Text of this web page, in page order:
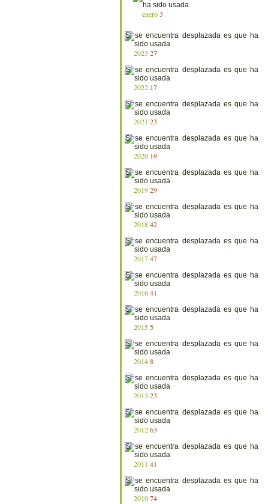
enero 3
2023 27
2022 17
2021 23
2020 19
201929
201842
201747
201641
2015 5
20148
2013 23
201263
2011 41
201074